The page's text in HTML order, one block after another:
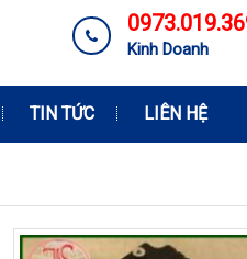
Kinh Doanh
TIN TỨC LIÊN HỆ